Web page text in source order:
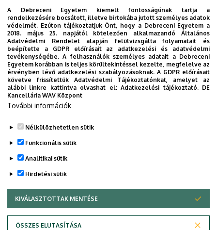
Építőmérnöki Tanszék
Dr. Kovács Imre tanszékvezető főiskolai tanár
Jelentkezés: az alábbi űrlap kitöltésével:Jelentkezési
űrlap - Építőmester szakmérnök szakirányú tk. (Őszi félév)
A Jelentkezéshez csatolni kell az alap- (vagy mester-)
végzettséget igazoló diploma másolatát.
Legutóbbi frissítés: 2023. 03. 01. 09:20
Adatvédelem
A Debreceni Egyetem kiemelt fontosságúnak tartja a
rendelkezésére bocsátott, illetve birtokába jutott személyes adatok
védelmét. Ezúton tájékoztatjuk Önt, hogy a Debreceni Egyetem a
2018. május 25. napjától kötelezően alkalmazandó Általános
Adatvédelmi Rendelet alapján felülvizsgálta folyamatait és
beépítette a GDPR előírásait az adatkezelési és adatvédelmi
tevékenységébe. A felhasználók személyes adatait a Debreceni
Egyetem korábban is teljes körültekintéssel kezelte, megfelelve az
érvényben lévő adatkezelési szabályozásoknak. A GDPR előírásait
követve frissítettük Adatvédelmi Tájékoztatónkat, amelyet az
alábbi linkre kattintva olvashat el:Adatkezelési tájékoztató. DE
Kancellária WAV Központ
További információk
Nélkülözhetetlen sütik
Funkcionális sütik
Analitikai sütik
Hirdetési sütik
KIVÁLASZTOTTAK MENTÉSE
ÖSSZES ELUTASÍTÁSA
WITHDRAW CONSENT